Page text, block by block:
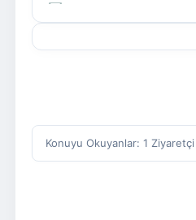
Konuyu Okuyanlar: 1 Ziyaretçi